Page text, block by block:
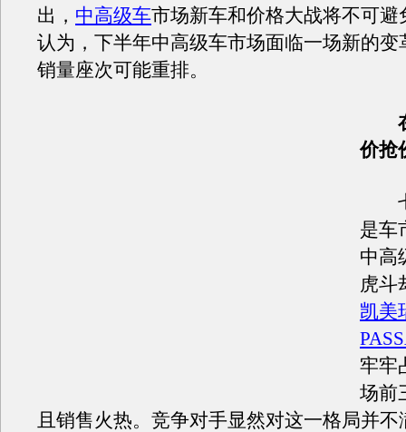
出， 中高级车市场新车和价格大战将不可避
认为，下半年中高级车市场面临一场新的变
销量座次可能重排。
在
价抢
七
是车
中高
虎斗
凯美
牢牢
场前
且销售火热。竞争对手显然对这一格局并